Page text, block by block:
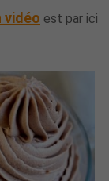
vidéo est par ici